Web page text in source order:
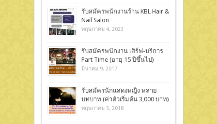
รับสมัครพนักงานร้าน KBL Hair &
Nail Salon
พฤษภาคม 4, 2023
รับสมัครพนักงาน เสิร์ฟ-บริการ
Part Time (อายุ 15 ปีขึ้นไป)
มีนาคม 9, 2017
รับสมัครนักแสดงหญิง หลาย
บทบาท (ค่าตัวเริ่มต้น 3,000 บาท)
พฤษภาคม 3, 2018